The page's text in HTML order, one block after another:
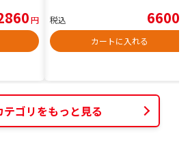
円
税込 6600
カートに入れる
テゴリをもっと見る